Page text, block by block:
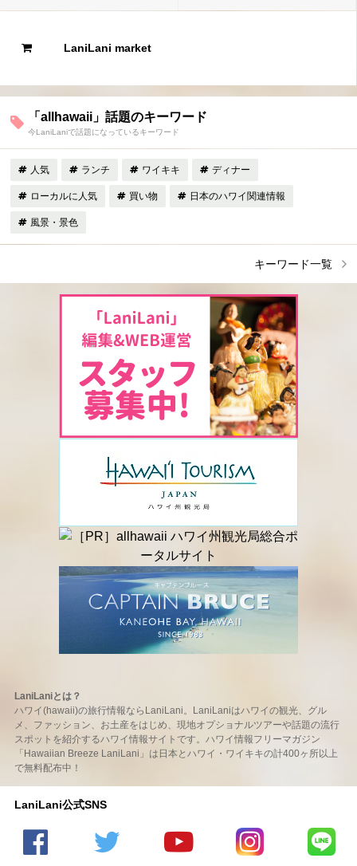
LaniLani market
「allhawaii」話題のキーワード
今LaniLaniで話題になっているキーワード
人気 ランチ ワイキキ ディナー
ローカルに人気 買い物 日本のハワイ関連情報
風景・景色
キーワード一覧
LaniLaniとは？
ハワイ(hawaii)の旅行情報ならLaniLani。LaniLaniはハワイの観光、グル
メ、ファッション、お土産をはじめ、現地オプショナルツアーや話題の流行
スポットを紹介するハワイ情報サイトです。ハワイ情報フリーマガジン
「Hawaiian Breeze LaniLani」は日本とハワイ・ワイキキの計400ヶ所以上
で無料配布中！
LaniLani公式SNS